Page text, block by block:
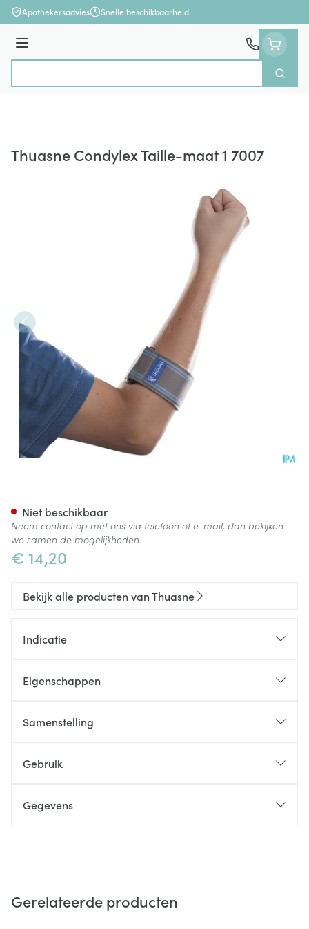
Ga naar de inhoud
Apothekersadvies Snelle beschikbaarheid
Menu
Product, merk, categorie...
Zoek
Thuasne Condylex Taille-maat 1 7007
€ 14,20
Niet beschikbaar
Neem contact op met ons via telefoon of e-mail, dan bekijken
we samen de mogelijkheden.
Bekijk alle producten van Thuasne
Indicatie
Eigenschappen
Samenstelling
Gebruik
Gegevens
Gerelateerde producten